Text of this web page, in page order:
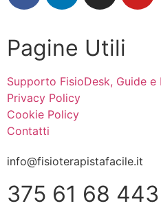
Pagine Utili
Supporto FisioDesk, Guide e
Privacy Policy
Cookie Policy
Contatti
info@fisioterapistafacile.it
375 61 68 443